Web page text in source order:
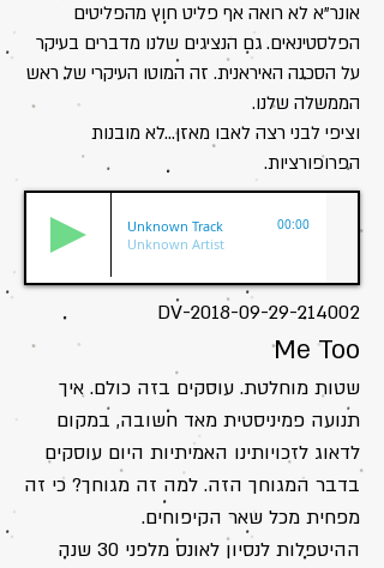
אונר"א לא רואה אף פליט חוץ מהפליטים
הפלסטינאים. גם הנציגים שלנו מדברים בעיקר
על הסכנה האיראנית. זה המוטו העיקרי של ראש
הממשלה שלנו.
וציפי לבני רצה לאבו מאזן...לא מובנות
הפרופורציות.
DV-2018-09-29-214002
Me Too
שטות מוחלטת. עוסקים בזה כולם. איך
תנועה פמיניסטית מאד חשובה, במקום
לדאוג לזכויותינו האמיתיות היום עוסקים
בדבר המגוחך הזה. למה זה מגוחך? כי זה
מפחית מכל שאר הקיפוחים.
ההיטפלות לנסיון לאונס מלפני 30 שנה
Unknown Track
Unknown Artist
00:00